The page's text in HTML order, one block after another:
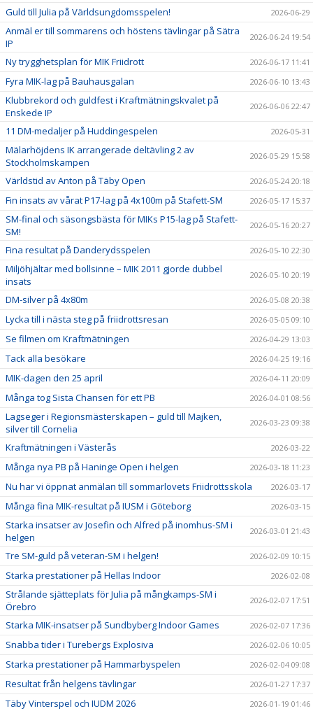
Guld till Julia på Världsungdomsspelen! 2026-06-29
Anmäl er till sommarens och höstens tävlingar på Sätra
IP
2026-06-24 19:54
Ny trygghetsplan för MIK Friidrott 2026-06-17 11:41
Fyra MIK-lag på Bauhausgalan 2026-06-10 13:43
Klubbrekord och guldfest i Kraftmätningskvalet på
Enskede IP
2026-06-06 22:47
11 DM-medaljer på Huddingespelen 2026-05-31
Mälarhöjdens IK arrangerade deltävling 2 av
Stockholmskampen
2026-05-29 15:58
Världstid av Anton på Täby Open 2026-05-24 20:18
Fin insats av vårat P17-lag på 4x100m på Stafett-SM 2026-05-17 15:37
SM-final och säsongsbästa för MIKs P15-lag på Stafett-
SM!
2026-05-16 20:27
Fina resultat på Danderydsspelen 2026-05-10 22:30
Miljöhjältar med bollsinne – MIK 2011 gjorde dubbel
insats
2026-05-10 20:19
DM-silver på 4x80m 2026-05-08 20:38
Lycka till i nästa steg på friidrottsresan 2026-05-05 09:10
Se filmen om Kraftmätningen 2026-04-29 13:03
Tack alla besökare 2026-04-25 19:16
MIK-dagen den 25 april 2026-04-11 20:09
Många tog Sista Chansen för ett PB 2026-04-01 08:56
Lagseger i Regionsmästerskapen – guld till Majken,
silver till Cornelia
2026-03-23 09:38
Kraftmätningen i Västerås 2026-03-22
Många nya PB på Haninge Open i helgen 2026-03-18 11:23
Nu har vi öppnat anmälan till sommarlovets Friidrottsskola 2026-03-17
Många fina MIK-resultat på IUSM i Göteborg 2026-03-15
Starka insatser av Josefin och Alfred på inomhus-SM i
helgen
2026-03-01 21:43
Tre SM-guld på veteran-SM i helgen! 2026-02-09 10:15
Starka prestationer på Hellas Indoor 2026-02-08
Strålande sjätteplats för Julia på mångkamps-SM i
Örebro
2026-02-07 17:51
Starka MIK-insatser på Sundbyberg Indoor Games 2026-02-07 17:36
Snabba tider i Turebergs Explosiva 2026-02-06 10:05
Starka prestationer på Hammarbyspelen 2026-02-04 09:08
Resultat från helgens tävlingar 2026-01-27 17:37
Täby Vinterspel och IUDM 2026 2026-01-19 01:46